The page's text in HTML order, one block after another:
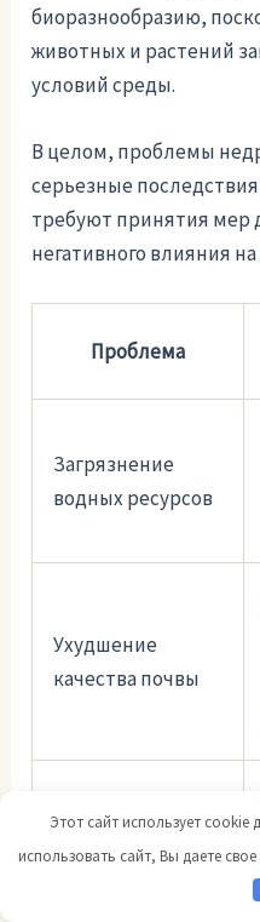
биоразнообразию,
животных и растений
условий среды.
В целом, проблемы
серьезные
требуют принятия
негативного влияния
Проблема
Загрязнение
водных ресурсов
Ухудшение
качества почвы
Этот сайт использует
использовать сайт, Вы даете